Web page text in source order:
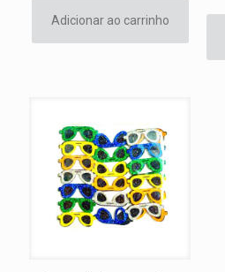
Adicionar ao carrinho